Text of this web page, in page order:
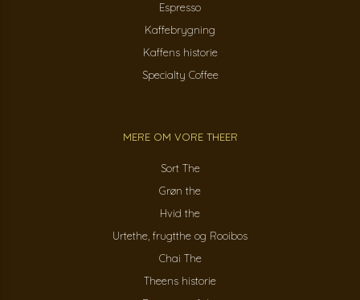
Espresso
Kaffebrygning
Kaffens historie
Specialty Coffee
MERE OM VORE THEER
Sort The
Grøn the
Hvid the
Urtethe, frugtthe og Rooibos
Chai The
Theens historie